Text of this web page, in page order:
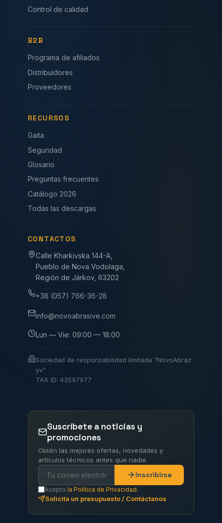
Control de calidad
B2B
Programa de afiliados
Distribuidores
Proveedores
RECURSOS
Gaita
Seguridad
Glosario
Preguntas frecuentes
Catálogo 2026
Todas las descargas
CONTACTOS
Calle Kharkivska 144-A,
Pueblo de Nova Vodolaga,
Región de Járkov, 63202
+38 (057) 766-36-28
info@novoabrasive.com
Lun — Vie: 09:00 — 18:00
Sociedad de responsabilidad limitada "NovoAbraz
yv"
TAX ID: 43597977
Suscríbete a noticias y
promociones
Obtén las mejores ofertas, novedades y
artículos técnicos antes que nadie.
Inscribirse
Acepto la Política de Privacidad.
Solicita un presupuesto / Contáctanos